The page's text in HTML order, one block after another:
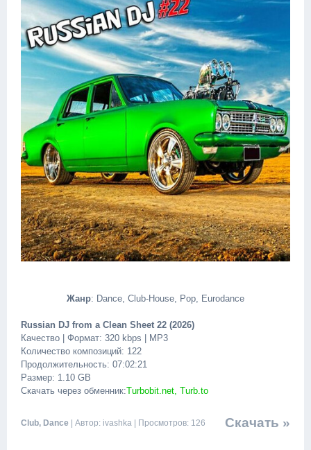
Жанр: Dance, Club-House, Pop, Eurodance
Russian DJ from a Clean Sheet 22 (2026)
Качество | Формат: 320 kbps | MP3
Количество композиций: 122
Продолжительность: 07:02:21
Размер: 1.10 GB
Скачать через обменник:Turbobit.net, Turb.to
Скачать »
Club, Dance | Автор: ivashka | Просмотров: 126